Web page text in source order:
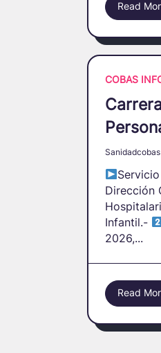
Read
COBAS
Sanidadcobas
Dirección
Infantil.-
2026,...
Read